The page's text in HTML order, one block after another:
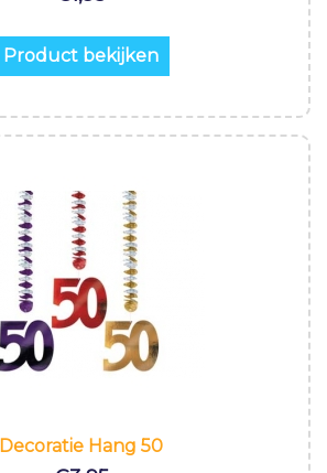
Product bekijken
Decoratie Hang 50